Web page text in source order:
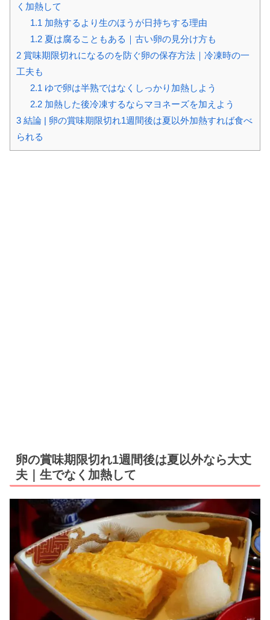
く加熱して
1.1 加熱するより生のほうが日持ちする理由
1.2夏は腐ることもある｜古い卵の見分け方も
2 賞味期限切れになるのを防ぐ卵の保存方法｜冷凍時の一
工夫も
2.1 ゆで卵は半熟ではなくしっかり加熱しよう
2.2加熱した後冷凍するならマヨネーズを加えよう
3 結論 | 卵の賞味期限切れ1週間後は夏以外加熱すれば食べ
られる
卵の賞味期限切れ1週間後は夏以外なら大丈
夫｜生でなく加熱して